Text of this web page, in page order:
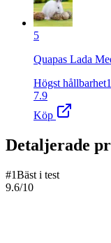
5
Quapas Lada
Högst hållbarhet
7.9
Köp
Detaljerade
#1Bäst i test
9.6/10